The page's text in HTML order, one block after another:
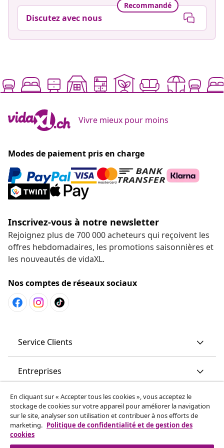
Recommandé
Discutez avec nous
Vivre mieux pour moins
Modes de paiement pris en charge
Inscrivez-vous à notre newsletter
Rejoignez plus de 700 000 acheteurs qui reçoivent les
offres hebdomadaires, les promotions saisonnières et
les nouveautés de vidaXL.
Nos comptes de réseaux sociaux
Service Clients
Entreprises
vidaXL
More content links
En cliquant sur « Accepter tous les cookies », vous acceptez le
stockage de cookies sur votre appareil pour améliorer la navigation
sur le site, analyser son utilisation et contribuer à nos efforts de
marketing. Politique de confidentialité et de gestion des
cookies